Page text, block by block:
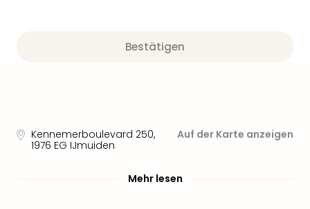
Bestätigen
Kennemerboulevard 250,
1976 EG IJmuiden
Auf der Karte anzeigen
Mehr lesen